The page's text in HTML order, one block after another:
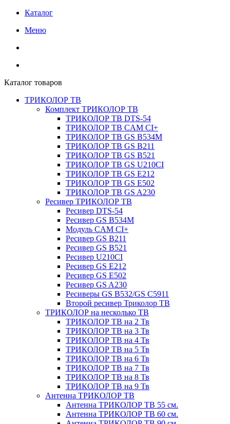
Каталог
Меню
Каталог товаров
ТРИКОЛОР ТВ
Комплект ТРИКОЛОР ТВ
ТРИКОЛОР ТВ DTS-54
ТРИКОЛОР ТВ CAM CI+
ТРИКОЛОР ТВ GS B534M
ТРИКОЛОР ТВ GS B211
ТРИКОЛОР ТВ GS B521
ТРИКОЛОР ТВ GS U210CI
ТРИКОЛОР ТВ GS E212
ТРИКОЛОР ТВ GS E502
ТРИКОЛОР ТВ GS A230
Ресивер ТРИКОЛОР ТВ
Ресивер DTS-54
Ресивер GS B534M
Модуль CAM CI+
Ресивер GS B211
Ресивер GS B521
Ресивер U210CI
Ресивер GS E212
Ресивер GS E502
Ресивер GS A230
Ресиверы GS B532/GS C5911
Второй ресивер Триколор ТВ
ТРИКОЛОР на несколько ТВ
ТРИКОЛОР ТВ на 2 Тв
ТРИКОЛОР ТВ на 3 Тв
ТРИКОЛОР ТВ на 4 Тв
ТРИКОЛОР ТВ на 5 Тв
ТРИКОЛОР ТВ на 6 Тв
ТРИКОЛОР ТВ на 7 Тв
ТРИКОЛОР ТВ на 8 Тв
ТРИКОЛОР ТВ на 9 Тв
Антенна ТРИКОЛОР ТВ
Антенна ТРИКОЛОР ТВ 55 см.
Антенна ТРИКОЛОР ТВ 60 см.